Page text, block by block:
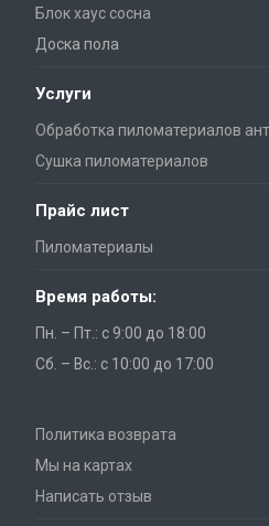
Блок хаус сосна
Доска пола
Услуги
Обработка пиломатериалов
Сушка пиломатериалов
Прайс лист
Пиломатериалы
Время работы:
Пн. – Пт.: с 9:00 до 18:00
Сб. – Вс.: с 10:00 до 17:00
Политика возврата
Мы на картах
Написать отзыв